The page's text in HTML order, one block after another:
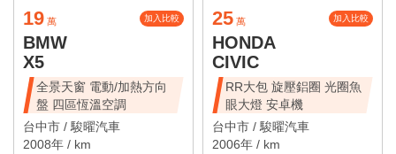
19 萬 加入比較
BMW
X5
全景天窗 電動/加熱方向
盤 四區恆溫空調
台中市 / 駿曜汽車
2008年 / km
25 萬 加入比較
HONDA
CIVIC
RR大包 旋壓鋁圈 光圈魚
眼大燈 安卓機
台中市 / 駿曜汽車
2006年 / km